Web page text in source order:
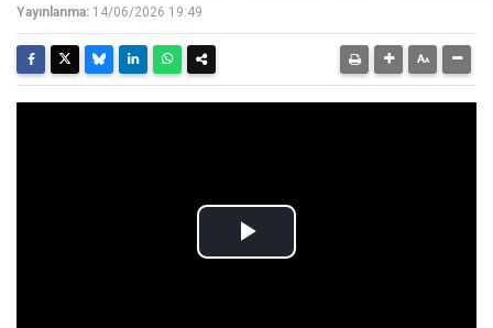
Yayınlanma: 14/06/2026 19:49